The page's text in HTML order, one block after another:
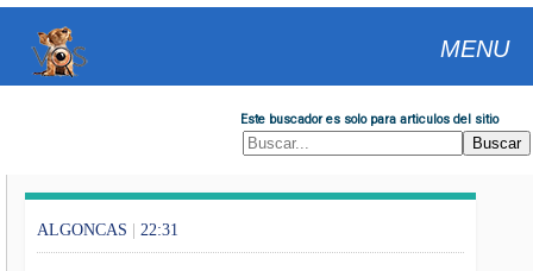
MENU
Este buscador es solo para articulos del sitio
ALGONCAS | 22:31